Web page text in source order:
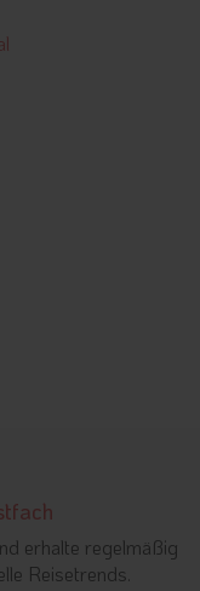
erhalte regelmäßig
Reisetrends.